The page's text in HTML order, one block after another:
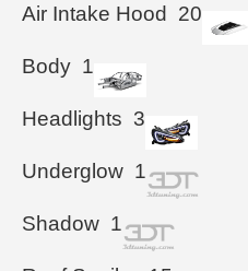
Air Intake Hood 20
Body 1
Headlights 3
Underglow 1
Shadow 1